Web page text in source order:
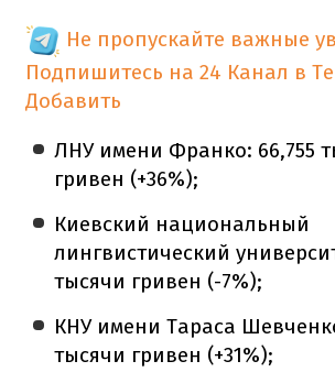
Не пропускайте важные
Подпишитесь на 24 Канал в
Добавить
ЛНУ имени Франко: 66,755
гривен (+36%);
Киевский национальный
лингвистический
тысячи гривен (-7%);
КНУ имени Тараса
тысячи гривен (+31%);